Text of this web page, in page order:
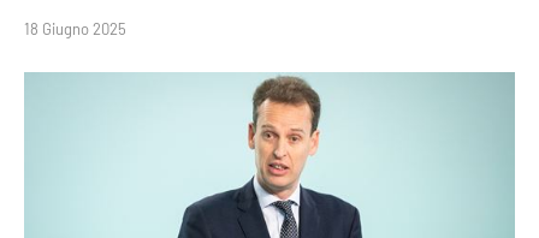
18 Giugno 2025